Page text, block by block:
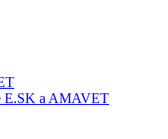
E.SK a AMAVET